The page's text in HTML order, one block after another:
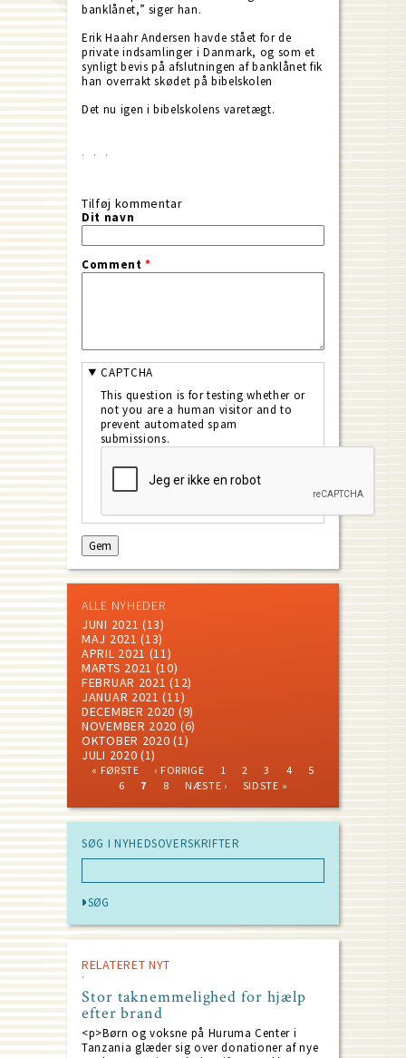
banklånet,” siger han.
Erik Haahr Andersen havde stået for de
private indsamlinger i Danmark, og som et
synligt bevis på afslutningen af banklånet fik
han overrakt skødet på bibelskolen
Det nu igen i bibelskolens varetægt.
Tilføj kommentar
Dit navn
Comment*
CAPTCHA
This question is for testing whether or
not you are a human visitor and to
prevent automated spam
submissions.
ALLE NYHEDER
JUNI 2021 (13)
MAJ 2021 (13)
APRIL 2021 (11)
MARTS 2021 (10)
FEBRUAR 2021 (12)
JANUAR 2021 (11)
DECEMBER 2020 (9)
NOVEMBER 2020 (6)
OKTOBER 2020 (1)
JULI 2020 (1)
Pagination
FIRST
« FØRSTE
PREVIOUS
PAGE
‹ FORRIGE PAGE
1 PAGE
2 PAGE
3 PAGE
4 PAGE
5
PAGE
6
CURRENT
7 PAGE
8
NEXT
NÆSTE ›
LAST
SIDSTE »
SØG I NYHEDSOVERSKRIFTER
RELATERET NYT
Stor taknemmelighed for hjælp
efter brand
<p>Børn og voksne på Huruma Center i
Tanzania glæder sig over donationer af nye